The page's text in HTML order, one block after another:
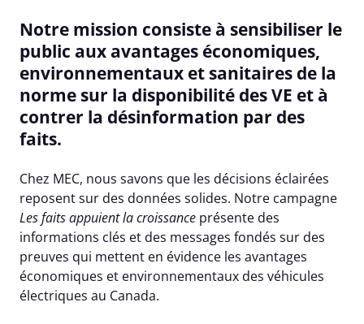
Notre mission consiste à sensibiliser le
public aux avantages économiques,
environnementaux et sanitaires de la
norme sur la disponibilité des VE et à
contrer la désinformation par des
faits.
Chez MEC, nous savons que les décisions éclairées
reposent sur des données solides. Notre campagne
Les faits appuient la croissance présente des
informations clés et des messages fondés sur des
preuves qui mettent en évidence les avantages
économiques et environnementaux des véhicules
électriques au Canada.